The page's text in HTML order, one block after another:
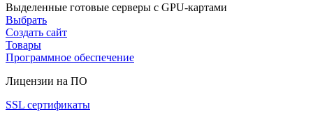
Выделенные готовые серверы с GPU-картами
Выбрать
Создать сайт
Товары
Программное обеспечение
Лицензии на ПО
SSL сертификаты